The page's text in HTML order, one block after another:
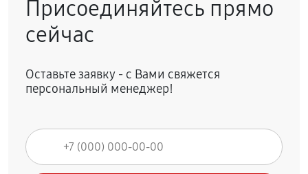
Присоединяйтесь прямо
сейчас
Оставьте заявку - с Вами свяжется
персональный менеджер!